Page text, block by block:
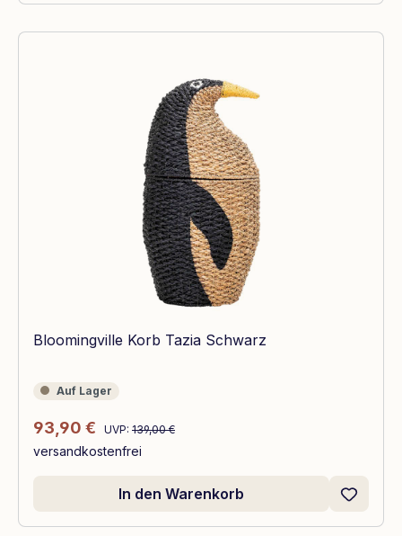
Bloomingville Korb Tazia Schwarz
Auf Lager
Auf Lager
Verkaufspreis:
93,90 € Regulärer Preis:
UVP: 139,00 €
versandkostenfrei
In den Warenkorb